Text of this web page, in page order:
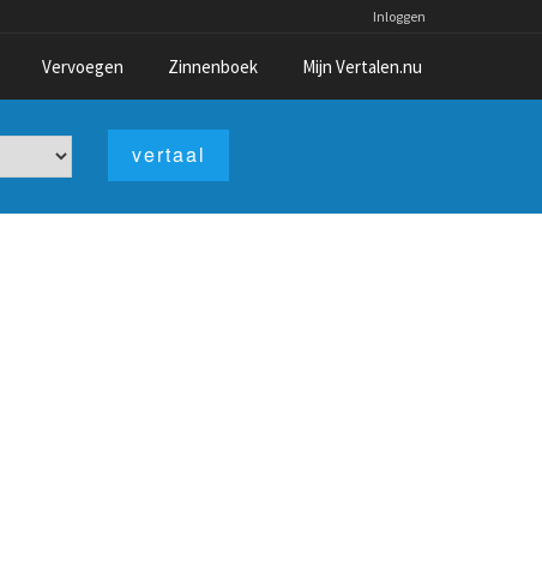
Inloggen
Vervoegen Zinnenboek Mijn Vertalen.nu